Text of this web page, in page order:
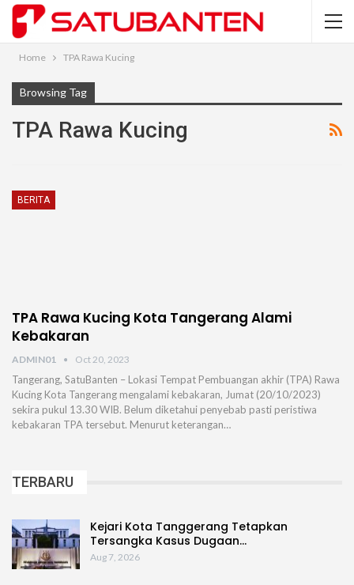
Home TPA Rawa Kucing
Browsing Tag
TPA Rawa Kucing
BERITA
TPA Rawa Kucing Kota Tangerang Alami
Kebakaran
ADMIN01 Oct 20, 2023
Tangerang, SatuBanten – Lokasi Tempat Pembuangan akhir (TPA) Rawa
Kucing Kota Tangerang mengalami kebakaran, Jumat (20/10/2023)
sekira pukul 13.30 WIB. Belum diketahui penyebab pasti peristiwa
kebakaran TPA tersebut. Menurut keterangan…
TERBARU
Kejari Kota Tanggerang Tetapkan
Tersangka Kasus Dugaan…
Aug 7, 2026